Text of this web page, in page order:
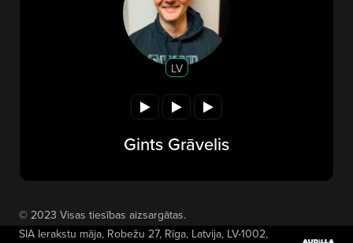
LV
Gints Grāvelis
© 2023 Visas tiesības aizsargātas.
SIA Ierakstu māja, Robežu 27, Rīga, Latvija, LV-1002,